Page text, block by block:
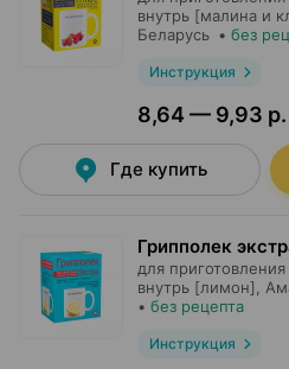
внутрь [малина и
Беларусь • без
Инструкция
8,64 — 9,93 р.
Где купить
Грипполек
для
внутрь [лимон],
• без рецепта
Инструкция